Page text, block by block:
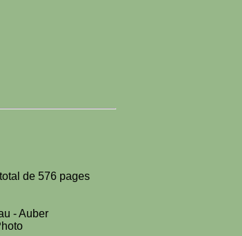
de 576 pages
- Auber